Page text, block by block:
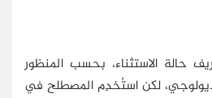
حالة الاستثناء، بحسب المنظور
لكن استُخدِم المصطلح في